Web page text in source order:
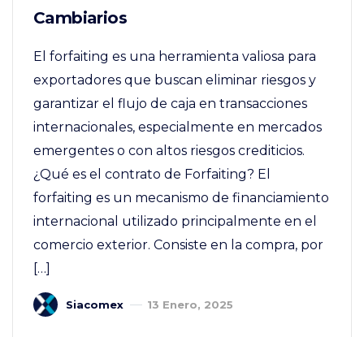
Cambiarios
El forfaiting es una herramienta valiosa para
exportadores que buscan eliminar riesgos y
garantizar el flujo de caja en transacciones
internacionales, especialmente en mercados
emergentes o con altos riesgos crediticios.
¿Qué es el contrato de Forfaiting? El
forfaiting es un mecanismo de financiamiento
internacional utilizado principalmente en el
comercio exterior. Consiste en la compra, por
[…]
Siacomex 13 Enero, 2025